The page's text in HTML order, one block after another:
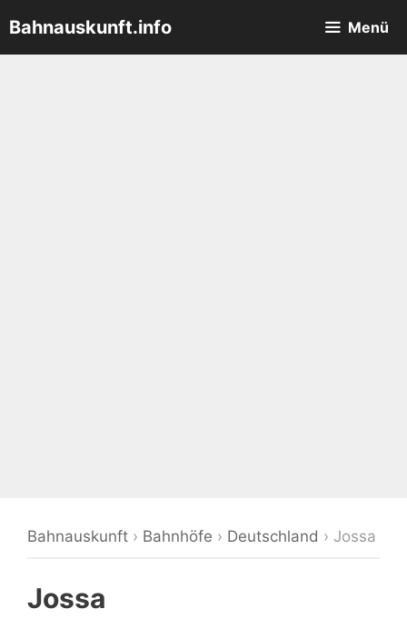
Inhalt
springen
Bahnauskunft.info Menü
Bahnauskunft › Bahnhöfe › Deutschland › Jossa
Jossa